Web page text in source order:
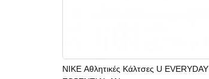
NIKE Αθλητικές Κάλτσες U EVERYDAY